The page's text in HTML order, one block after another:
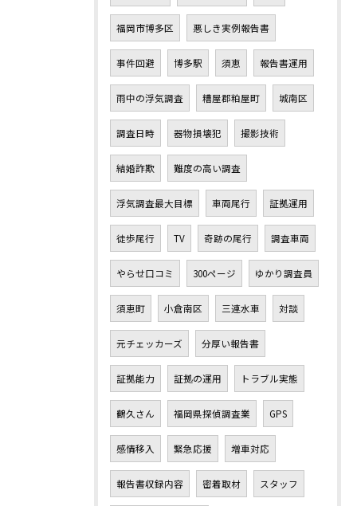
福岡市博多区 悪しき実例報告書
事件回避 博多駅 須恵 報告書運用
雨中の浮気調査 糟屋郡粕屋町 城南区
調査日時 器物損壊犯 撮影技術
結婚詐欺 難度の高い調査
浮気調査最大目標 車両尾行 証拠運用
徒歩尾行 TV 奇跡の尾行 調査車両
やらせ口コミ 300ページ ゆかり調査員
須恵町 小倉南区 三連水車 対談
元チェッカーズ 分厚い報告書
証拠能力 証拠の運用 トラブル実態
鶴久さん 福岡県探偵調査業 GPS
感情移入 緊急応援 増車対応
報告書収録内容 密着取材 スタッフ